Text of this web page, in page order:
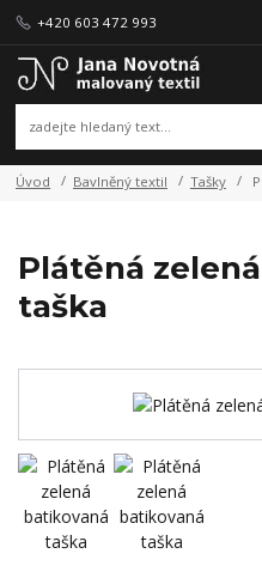
+420 603 472 993
Úvod Bavlněný textil Tašky
Plátěná
taška